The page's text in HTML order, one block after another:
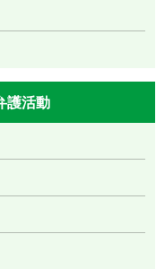
護活動